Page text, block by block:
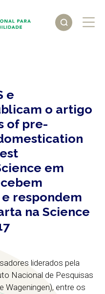
e
o artigo
of pre-
em
respondem
na Science
liderados pela
Nacional de Pesquisas
Wageningen), entre os